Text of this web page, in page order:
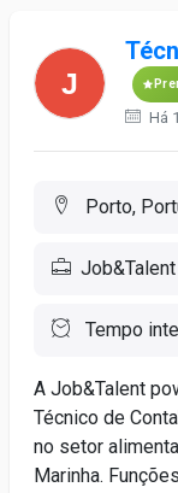
Há
Porto,
Tempo
A Job&Talent
Técnico de
no setor
Marinha.